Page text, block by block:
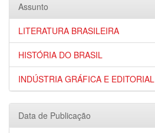
Assunto
LITERATURA BRASILEIRA
HISTÓRIA DO BRASIL
INDÚSTRIA GRÁFICA E EDITORIAL
Data de Publicação